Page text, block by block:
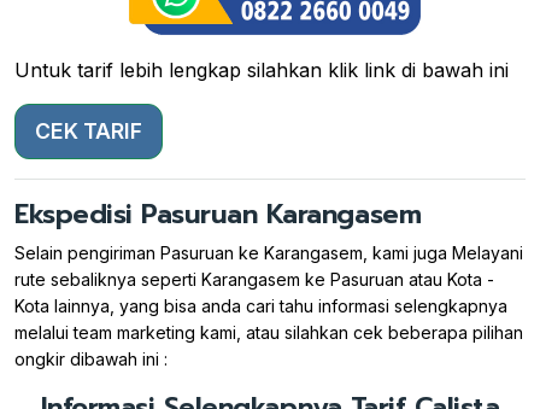
Untuk tarif lebih lengkap silahkan klik link di bawah ini
CEK TARIF
Ekspedisi Pasuruan Karangasem
Selain pengiriman Pasuruan ke Karangasem, kami juga Melayani
rute sebaliknya seperti Karangasem ke Pasuruan atau Kota -
Kota lainnya, yang bisa anda cari tahu informasi selengkapnya
melalui team marketing kami, atau silahkan cek beberapa pilihan
ongkir dibawah ini :